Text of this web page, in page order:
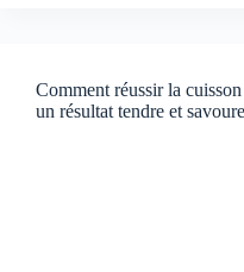
Comment réussir la
un résultat tendre et